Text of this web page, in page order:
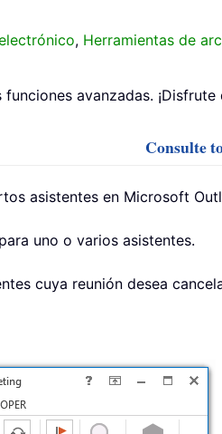
, Herramientas de
avanzadas.
Consulte
asistentes en Microsoft
uno o varios asistentes.
cuya reunión desea